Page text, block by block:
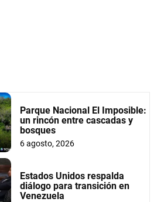
Parque Nacional El Imposible:
un rincón entre cascadas y
bosques
6 agosto, 2026
Estados Unidos respalda
diálogo para transición en
Venezuela